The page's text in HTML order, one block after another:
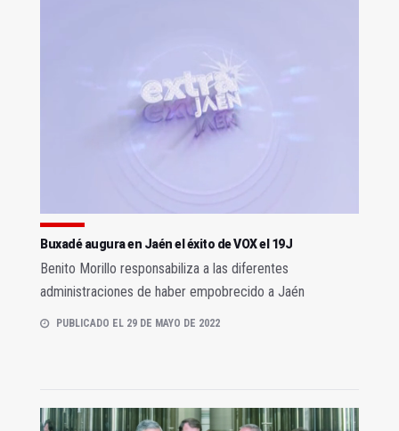
Buxadé augura en Jaén el éxito de VOX el 19J
Benito Morillo responsabiliza a las diferentes
administraciones de haber empobrecido a Jaén
PUBLICADO EL 29 DE MAYO DE 2022